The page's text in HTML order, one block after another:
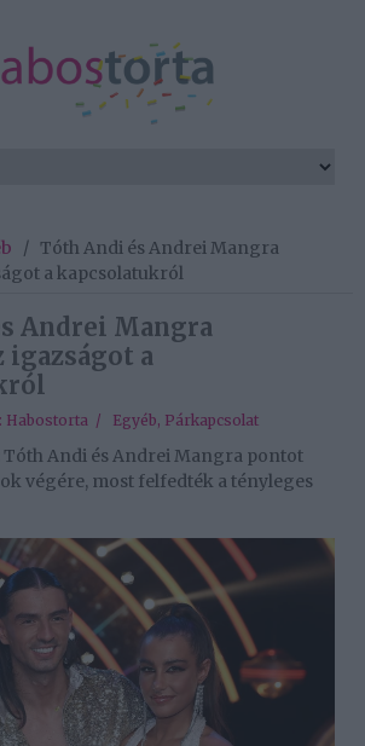
/ Tóth Andi és Andrei Mangra
a kapcsolatukról
Andrei Mangra
a
Habostorta / Egyéb, Párkapcsolat
Andi és Andrei Mangra pontot
végére, most felfedték a tényleges